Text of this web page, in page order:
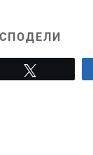
СПОДЕЛИ